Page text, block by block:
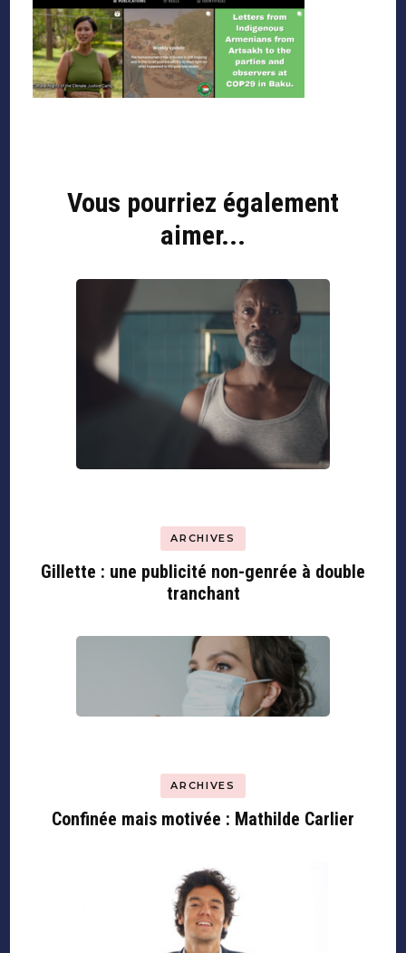
Vous pourriez également
aimer...
ARCHIVES
Gillette : une publicité non-genrée à double
tranchant
ARCHIVES
Confinée mais motivée : Mathilde Carlier